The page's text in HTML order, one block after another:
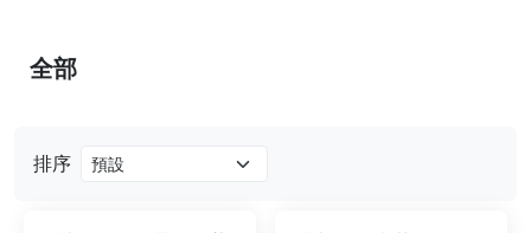
排序
全部